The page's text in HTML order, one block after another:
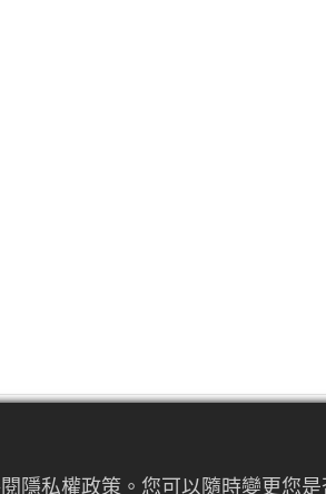
隱私權政策。您可以隨時變更您